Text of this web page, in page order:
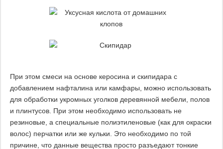
При этом смеси на основе керосина и скипидара с
добавлением нафталина или камфары, можно использовать
для обработки укромных уголков деревянной мебели, полов
и плинтусов. При этом необходимо использовать не
резиновые, а специальные полиэтиленовые (как для окраски
волос) перчатки или же кульки. Это необходимо по той
причине, что данные вещества просто разъедают тонкие